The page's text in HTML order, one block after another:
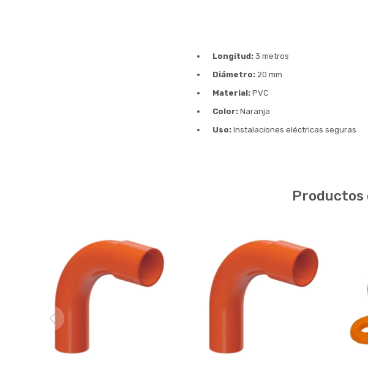
Longitud: 3 metros
Diámetro: 20 mm
Material: PVC
Color: Naranja
Uso: Instalaciones eléctricas seguras
Productos